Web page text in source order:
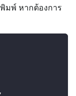
มพ์ หากต้องการ
,